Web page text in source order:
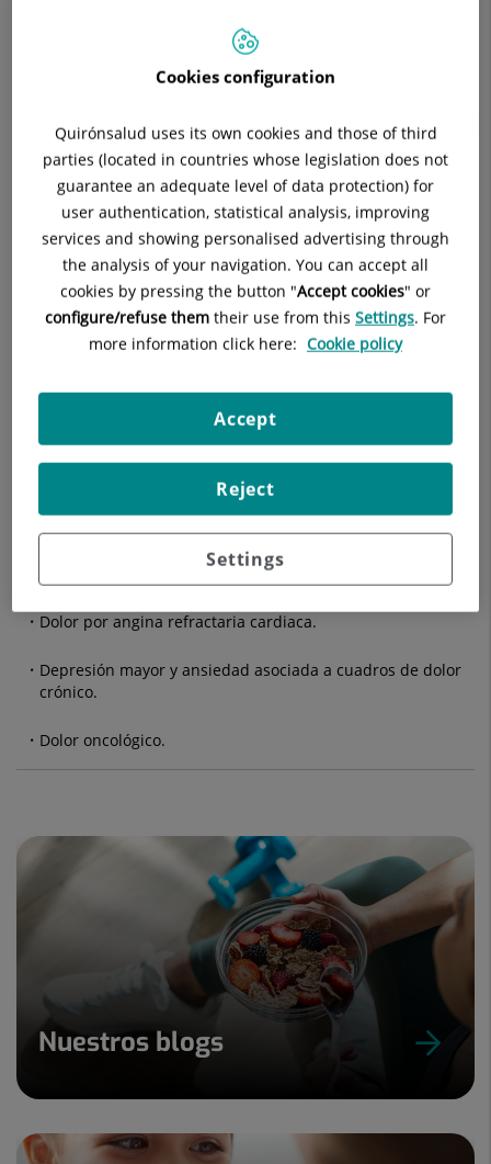
Descripción Principales patologías
Estenosis canal medular.
Radiculopatías (atrapamientos nerviosos).
Síndromes miofasciales.
Dolor ganglionar (Neuralgia del trigémino o del
Dolor neuropático (síndrome de dolor regional complejo,
Dolor isquémico (úlceras arteriales).
Dolor por angina refractaria cardiaca.
Depresión mayor y ansiedad asociada a cuadros de dolor
crónico.
Dolor oncológico.
Nuestros blogs
Cookies configuration
Quirónsalud uses its own cookies and those of third
parties (located in countries whose legislation does not
guarantee an adequate level of data protection) for
user authentication, statistical analysis, improving
services and showing personalised advertising through
the analysis of your navigation. You can accept all
cookies by pressing the button "Accept cookies" or
configure/refuse them their use from this Settings. For
more information click here: Cookie policy
Settings
Reject
Accept